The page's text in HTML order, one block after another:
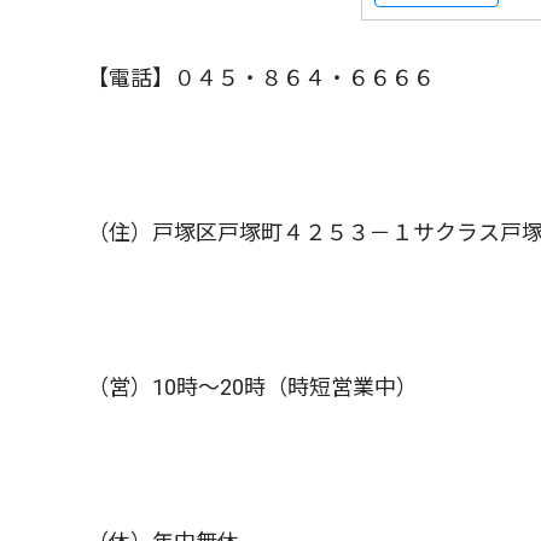
【電話】０４５・８６４・６６６６
（住）戸塚区戸塚町４２５３－１サクラス戸
（営）10時〜20時（時短営業中）